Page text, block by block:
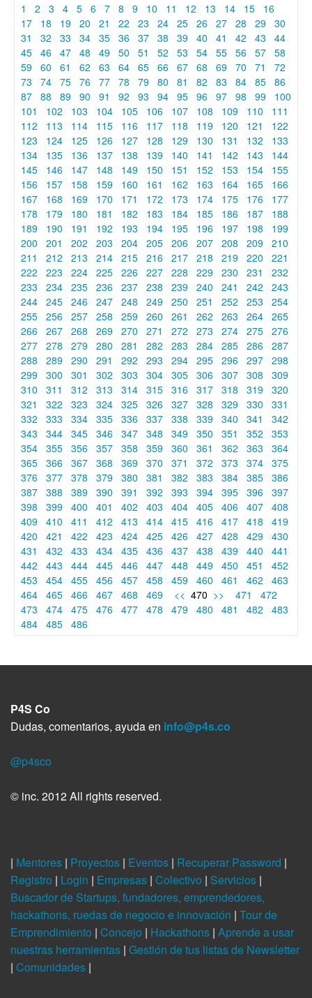
1 2 3 4 5 6 7 8 9 10 11 12 13 14 15
16
17
18 19 20 21 22 23 24 25 26 27 28 29 30
31
32 33 34 35 36 37 38 39 40 41 42 43
44
45 46 47 48 49 50 51 52 53 54 55 56 57 58
59 60 61 62 63 64 65 66 67 68 69 70 71
72
73
74 75 76 77 78 79 80 81 82 83 84 85 86
87 88 89 90 91 92 93 94 95 96 97 98 99
100
101
102 103 104 105 106 107 108 109 110
111
112
113 114 115 116 117 118 119 120 121
122
123
124 125 126 127 128 129 130 131 132
133
134
135 136 137 138 139 140 141 142 143
144
145
146 147 148 149 150 151 152 153 154
155
156
157 158 159 160 161 162 163 164 165
166
167
168 169 170 171 172 173 174 175 176
177
178
179 180 181 182 183 184 185 186 187
188
189
190 191 192 193 194 195 196 197 198
199
200
201 202 203 204 205 206 207 208 209 210
211
212 213 214 215 216 217 218 219 220
221
222
223 224 225 226 227 228 229 230 231
232
233
234 235 236 237 238 239 240 241 242
243
244 245 246 247 248 249 250 251 252 253
254
255 256 257 258 259 260 261 262 263 264 265
266 267 268 269 270 271 272 273 274 275 276
277 278 279 280 281 282 283 284 285 286 287
288
289 290 291 292 293 294 295 296 297 298
299 300 301 302 303 304 305 306 307 308
309
310
311 312 313 314 315 316 317 318 319 320
321
322 323 324 325 326 327 328 329 330
331
332
333 334 335 336 337 338 339 340 341
342
343
344 345 346 347 348 349 350 351 352
353
354 355 356 357 358 359 360 361 362 363
364
365 366 367 368 369 370 371 372 373 374 375
376 377 378 379 380 381 382 383 384 385 386
387 388 389 390 391 392 393 394 395 396 397
398
399 400 401 402 403 404 405 406 407 408
409 410 411 412 413 414 415 416 417 418
419
420
421 422 423 424 425 426 427 428 429 430
431
432 433 434 435 436 437 438 439 440
441
442
443 444 445 446 447 448 449 450 451
452
453
454 455 456 457 458 459 460 461 462
463
464 465 466 467 468 469 << 470 >> 471
472
473
474 475 476 477 478 479 480 481 482
483
484 485 486
P4S Co
Dudas, comentarios, ayuda en info@p4s.co
@p4sco
© inc. 2012 All rights reserved.
| Mentores | Proyectos | Eventos | Recuperar Password |
Registro | Login | Empresas | Colectivo | Servicios |
Buscador de Startups, fundadores, emprendedores,
hackathons, ruedas de negocio e innovación | Tour de
Emprendimiento | Concejo | Hackathons | Aprende a usar
nuestras herramientas | Gestión de tus listas de Newsletter
| Comunidades |